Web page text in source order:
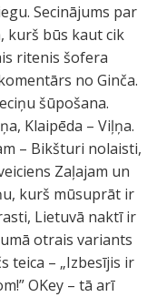
Secinājums par
kurš būs kaut cik
ritenis šofera
no Ginča.
šūpošana.
Klaipēda – Viļņa.
– Bikšturi nolaisti,
Zaļajam un
kurš mūsuprāt ir
Lietuvā naktī ir
otrais variants
teica – „Izbesījis ir
OKey – tā arī